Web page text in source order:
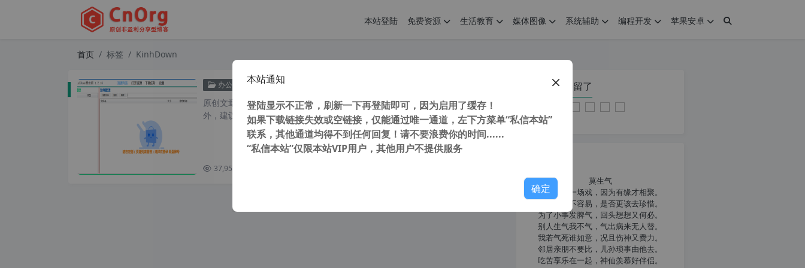
本站登陆 免费资源 生活教育 媒体图像 系统辅助 编程开发 苹果安卓
首页 标签 KinhDown
办公网络 堪比 Pandownload百度网盘不限速下载工具 KinhDown 3.0 [0.9.6]
原创文章，转载请注明： 转载自cnorg.12hp.de 注意：由于网站空间位于国
外，建议避开晚上的访问高峰期...
37,959 次浏览
您在本页停留了
莫生气
人生就像一场戏，因为有缘才相聚。
相扶到老不容易，是否更该去珍惜。
为了小事发脾气，回头想想又何必。
别人生气我不气，气出病来无人替。
我若气死谁如意，况且伤神又费力。
邻居亲朋不要比，儿孙琐事由他去。
吃苦享乐在一起，神仙羡慕好伴侣。
本站通知
登陆显示不正常，刷新一下再登陆即可，因为启用了缓存！
如果下载链接失效或空链接，仅能通过唯一通道，左下方菜单“私信本站”
联系，其他通道均得不到任何回复！请不要浪费你的时间......
“私信本站”仅限本站VIP用户，其他用户不提供服务
确定